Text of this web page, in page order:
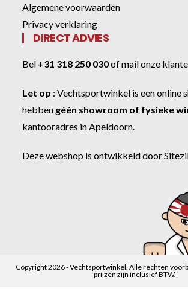
Algemene voorwaarden
Privacy verklaring
DIRECT ADVIES
Bel +31 318 250 030ofmail onze
Let op :Vechtsportwinkel is een online
hebben géén showroom of fysieke
kantooradres in Apeldoorn.
Deze webshop is ontwikkeld door
Copyright 2026 - Vechtsportwinkel. Alle rechten
prijzen zijn inclusief BTW.